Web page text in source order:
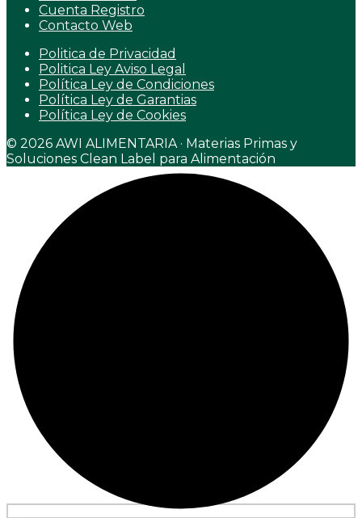
Cuenta Registro
Contacto Web
Politica de Privacidad
Politica Ley Aviso Legal
Política Ley de Condiciones
Política Ley de Garantias
Política Ley de Cookies
© 2026 AWI ALIMENTARIA · Materias Primas y
Soluciones Clean Label para Alimentación